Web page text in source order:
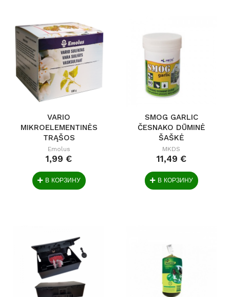
VARIO
MIKROELEMENTINĖS
TRĄŠOS
Emolus
1,99 €
В КОРЗИНУ
SMOG GARLIC
ČESNAKO DŪMINĖ
ŠAŠKĖ
MKDS
11,49 €
В КОРЗИНУ